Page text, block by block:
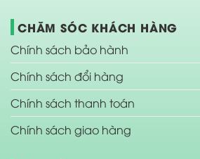
CHĂM SÓC KHÁCH HÀNG
Chính sách bảo hành
Chính sách đổi hàng
Chính sách thanh toán
Chính sách giao hàng